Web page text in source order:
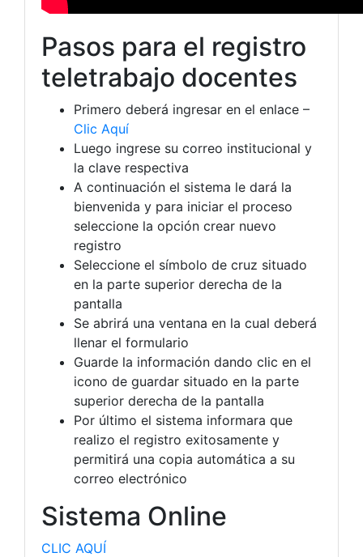
Pasos para el registro
teletrabajo docentes
Primero deberá ingresar en el enlace –
Clic Aquí
Luego ingrese su correo institucional y
la clave respectiva
A continuación el sistema le dará la
bienvenida y para iniciar el proceso
seleccione la opción crear nuevo
registro
Seleccione el símbolo de cruz situado
en la parte superior derecha de la
pantalla
Se abrirá una ventana en la cual deberá
llenar el formulario
Guarde la información dando clic en el
icono de guardar situado en la parte
superior derecha de la pantalla
Por último el sistema informara que
realizo el registro exitosamente y
permitirá una copia automática a su
correo electrónico
Sistema Online
CLIC AQUÍ